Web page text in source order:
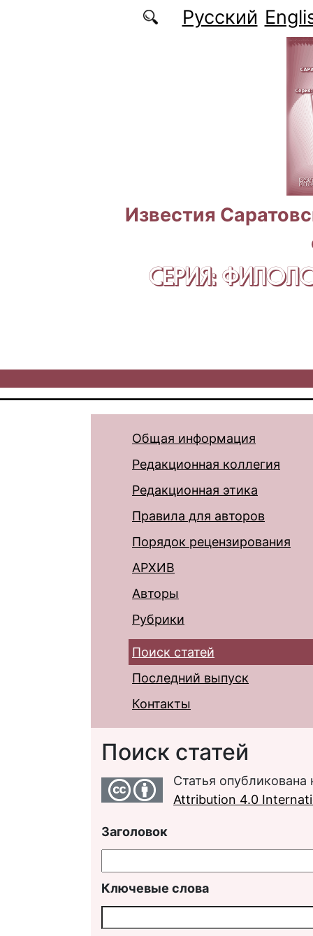
Перейти к основному содержаниюРусский
Известия
СЕРИЯ:
Общая информация
Редакционная коллегия
Редакционная этика
Правила для авторов
Порядок рецензирования
АРХИВ
Авторы
Рубрики
Поиск статей
Последний выпуск
Контакты
Поиск статей
Статья
Attribution 4.0
Заголовок
Ключевые слова